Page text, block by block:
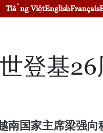
Tiếng ViệtEnglishFrançais
登基26
南国家主席梁强向